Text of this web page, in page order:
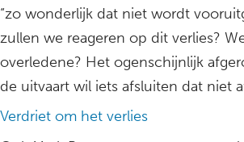
“zo wonderlijk dat niet wordt
zullen we reageren op dit verlies?
overledene? Het ogenschijnlijk
de uitvaart wil iets afsluiten dat niet
Verdriet om het verlies